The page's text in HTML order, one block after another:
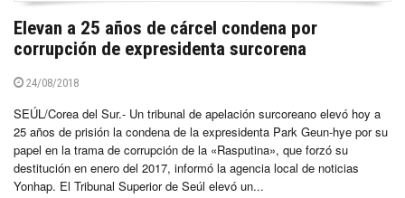
Elevan a 25 años de cárcel condena por
corrupción de expresidenta surcorena
24/08/2018
SEÚL/Corea del Sur.- Un tribunal de apelación surcoreano elevó hoy a
25 años de prisión la condena de la expresidenta Park Geun-hye por su
papel en la trama de corrupción de la «Rasputina», que forzó su
destitución en enero del 2017, informó la agencia local de noticias
Yonhap. El Tribunal Superior de Seúl elevó un...